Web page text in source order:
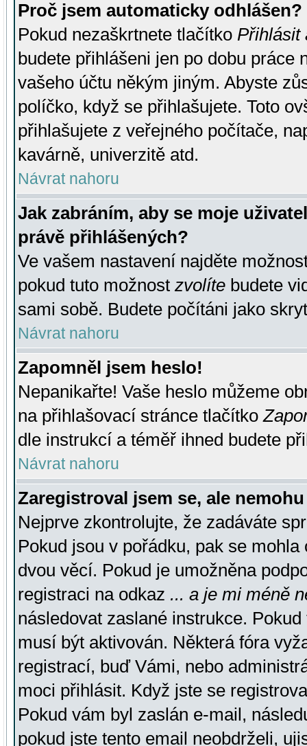
Proč jsem automaticky odhlášen?
Pokud nezaškrtnete tlačítko Přihlásit
budete přihlášeni jen po dobu práce
vašeho účtu někým jiným. Abyste
políčko, když se přihlašujete. Toto
přihlašujete z veřejného počítače,
kavárně, univerzitě atd.
Návrat nahoru
Jak zabráním, aby se moje
právě přihlášených?
Ve vašem nastavení najděte
pokud tuto možnost zvolíte budete
sami sobě. Budete počítáni jako
Návrat nahoru
Zapomněl jsem heslo!
Nepanikařte! Vaše heslo můžeme
na přihlašovací stránce tlačítko
dle instrukcí a téměř ihned budete
Návrat nahoru
Zaregistroval jsem se, ale
Nejprve zkontrolujte, že zadáváte
Pokud jsou v pořádku, pak se
dvou věcí. Pokud je umožněna
registraci na odkaz ... a je mi méně
následovat zaslané instrukce.
musí být aktivován. Některá fóra
registrací, buď Vámi, nebo
moci přihlásit. Když jste se
Pokud vám byl zaslán e-mail,
pokud jste tento email neobdrželi,